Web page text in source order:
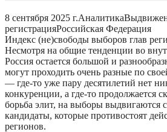
8 сентября 2025 г.Аналитика
регистрацияРоссийская Федерация
Индекс (не)свободы выборов глав
Несмотря на общие тенденции во
Россия остается большой и
могут проходить очень разные по
— где-то уже пару десятилетий нет
конкуренции, а где-то продолжается
борьба элит, на выборы выдвигаются
кандидаты, которые противостоят
регионов.